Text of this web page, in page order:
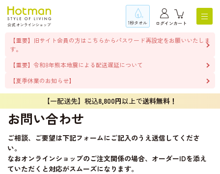
1秒タオル ログインカート
【重要】旧サイト会員の方はこちらからパスワード再設定をお願いいたしま
す。
【重要】令和8年熊本地震による配送遅延について
【夏季休業のお知らせ】
【一配送先】税込8,800円以上で送料無料！
お問い合わせ
ご相談、ご要望は下記フォームにご記入のうえ送信してくださ
い。
なおオンラインショップのご注文関係の場合、オーダーIDを添え
ていただくと対応がスムーズになります。